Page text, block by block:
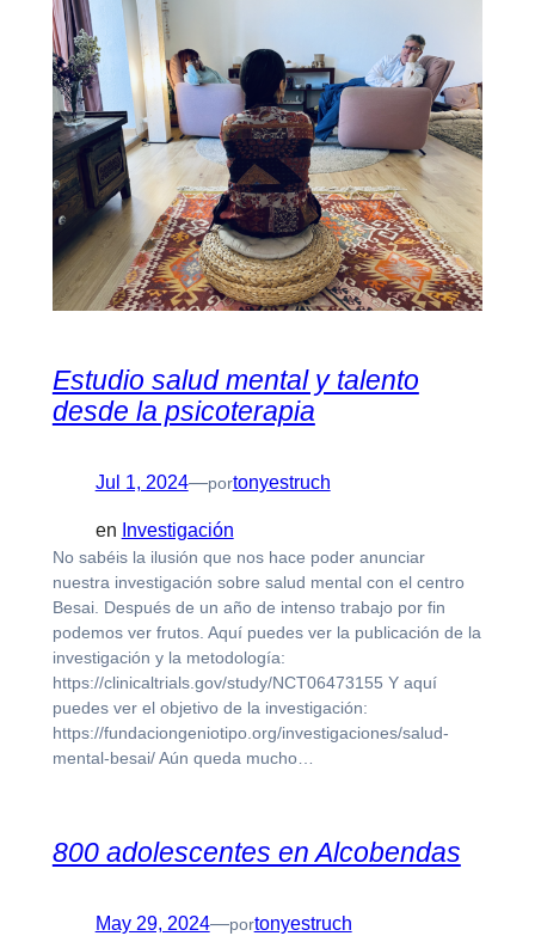
Estudio salud mental y talento
desde la psicoterapia
Jul 1, 2024—portonyestruch
en Investigación
No sabéis la ilusión que nos hace poder anunciar
nuestra investigación sobre salud mental con el centro
Besai. Después de un año de intenso trabajo por fin
podemos ver frutos. Aquí puedes ver la publicación de la
investigación y la metodología:
https://clinicaltrials.gov/study/NCT06473155 Y aquí
puedes ver el objetivo de la investigación:
https://fundaciongeniotipo.org/investigaciones/salud-
mental-besai/ Aún queda mucho…
800 adolescentes en Alcobendas
May 29, 2024—portonyestruch